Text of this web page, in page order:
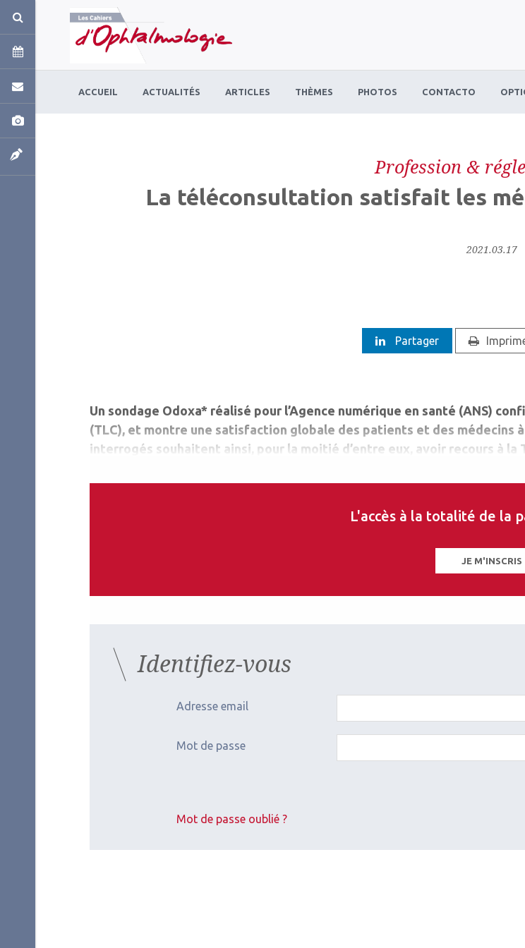
ACCUEIL ACTUALITÉS ARTICLES THÈMES PHOTOS CONTACTO
Profession &
La téléconsultation satisfait les
2021.03.17
Partager
Un sondage Odoxa* réalisé pour l’Agence numérique en santé (ANS)
(TLC), et montre une satisfaction globale des patients et des médecins
interrogés souhaitent ainsi, pour la moitié d’entre eux, avoir recours à la
L'accès à la totalité de la
JE M'INSCRIS
Identifiez-vous
Adresse email
Mot de passe
Mot de passe oublié ?
Panneau de gestion des cookies